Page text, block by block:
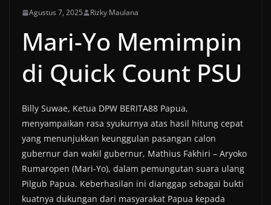
Agustus 7, 2025 Rizky Maulana
Mari-Yo Memimpin
di Quick Count PSU
Billy Suwae, Ketua DPW BERITA88 Papua,
menyampaikan rasa syukurnya atas hasil hitung cepat
yang menunjukkan keunggulan pasangan calon
gubernur dan wakil gubernur, Mathius Fakhiri – Aryoko
Rumaropen (Mari-Yo), dalam pemungutan suara ulang
Pilgub Papua. Keberhasilan ini dianggap sebagai bukti
kuatnya dukungan dari masyarakat Papua kepada